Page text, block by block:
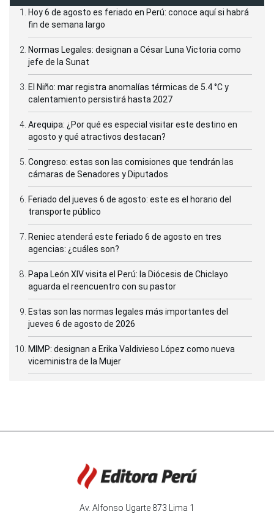
Hoy 6 de agosto es feriado en Perú: conoce aquí si habrá
fin de semana largo
Normas Legales: designan a César Luna Victoria como
jefe de la Sunat
El Niño: mar registra anomalías térmicas de 5.4 °C y
calentamiento persistirá hasta 2027
Arequipa: ¿Por qué es especial visitar este destino en
agosto y qué atractivos destacan?
Congreso: estas son las comisiones que tendrán las
cámaras de Senadores y Diputados
Feriado del jueves 6 de agosto: este es el horario del
transporte público
Reniec atenderá este feriado 6 de agosto en tres
agencias: ¿cuáles son?
Papa León XIV visita el Perú: la Diócesis de Chiclayo
aguarda el reencuentro con su pastor
Estas son las normas legales más importantes del
jueves 6 de agosto de 2026
MIMP: designan a Erika Valdivieso López como nueva
viceministra de la Mujer
Av. Alfonso Ugarte 873 Lima 1